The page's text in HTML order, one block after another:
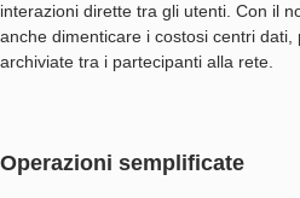
interazioni dirette tra gli utenti. Con il
anche dimenticare i costosi centri
archiviate tra i partecipanti alla rete.
Operazioni semplificate